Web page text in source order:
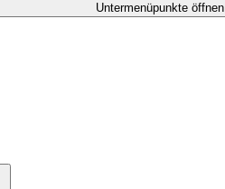
Untermenüpunkte öffnen